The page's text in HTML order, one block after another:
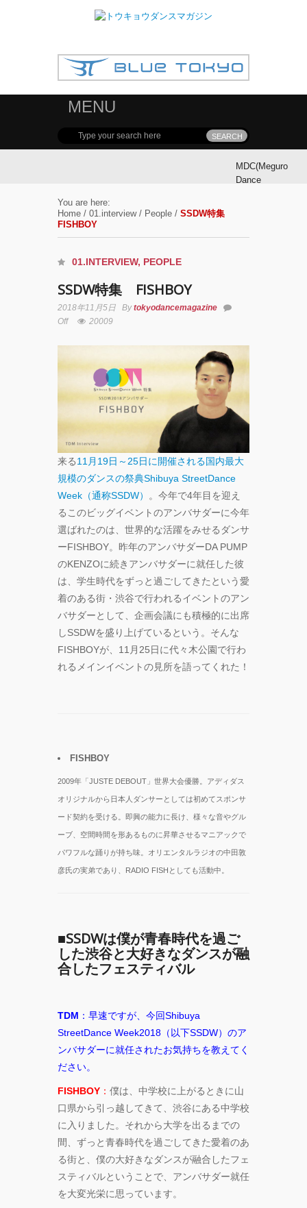
MENU
MDC(Meguro
Dance
&小栗
基裕
(s**t
演！
芸術劇
場『未
練の幽
霊と怪
―「珊
瑚」
「円山
町」
間”を集めて。
Somatic
Field
Project ダ
「動態 ‒
ONEMAN
SHOW THE
GREATEST
Zabu
PRODUCE
『TOKYO
GEGEGAY
2025
TOUR』
「GREENROOM
You are here:
Home / 01.interview/ People / SSDW特集
FISHBOY
01.INTERVIEW, PEOPLE
SSDW特集 FISHBOY
2018年11月5日 Bytokyodancemagazine
Off
20009
来る11月19日～25日に開催される国内最大
規模のダンスの祭典Shibuya StreetDance
Week（通称SSDW） 。今年で4年目を迎え
るこのビッグイベントのアンバサダーに今年
選ばれたのは、世界的な活躍をみせるダンサ
ーFISHBOY。昨年のアンバサダーDA PUMP
のKENZOに続きアンバサダーに就任した彼
は、学生時代をずっと過ごしてきたという愛
着のある街・渋谷で行われるイベントのアン
バサダーとして、企画会議にも積極的に出席
しSSDWを盛り上げているという。そんな
FISHBOYが、11月25日に代々木公園で行わ
れるメインイベントの見所を語ってくれた！
FISHBOY
2009年「JUSTE DEBOUT」世界大会優勝。アディダス
オリジナルから日本人ダンサーとしては初めてスポンサ
ード契約を受ける。即興の能力に長け、様々な音やグル
ーブ、空間時間を形あるものに昇華させるマニアックで
パワフルな踊りが持ち味。オリエンタルラジオの中田敦
彦氏の実弟であり、RADIO FISHとしても活動中。
■SSDWは僕が青春時代を過ご
した渋谷と大好きなダンスが融
合したフェスティバル
TDM ：早速ですが、今回Shibuya
StreetDance Week2018（以下SSDW）のア
ンバサダーに就任されたお気持ちを教えてく
ださい。
FISHBOY ： 僕は、中学校に上がるときに山
口県から引っ越してきて、渋谷にある中学校
に入りました。それから大学を出るまでの
間、ずっと青春時代を過ごしてきた愛着のあ
る街と、僕の大好きなダンスが融合したフェ
スティバルということで、アンバサダー就任
を大変光栄に思っています。